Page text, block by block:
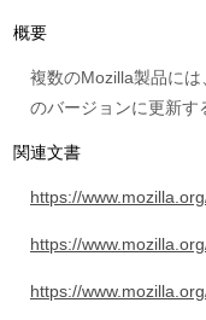
概要
複数のMozilla製品に
のバージョンに更新す
関連文書
https://
https://
https://